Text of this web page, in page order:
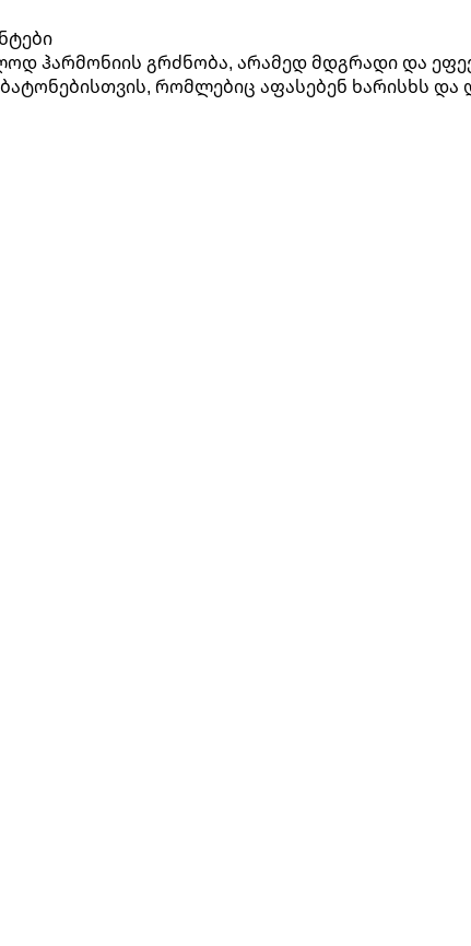
ჰარმონიის გრძნობა, არამედ მდგრადი და
რომლებიც აფასებენ ხარისხს